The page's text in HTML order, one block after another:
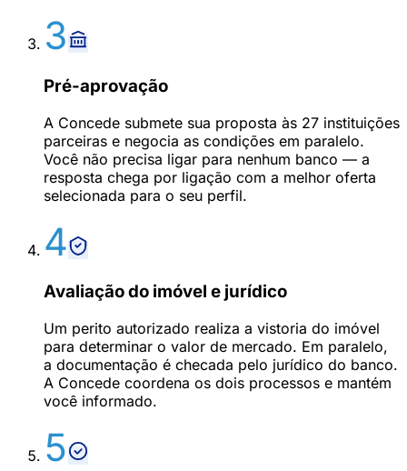
3
Pré-aprovação
A Concede submete sua proposta às 27 instituições
parceiras e negocia as condições em paralelo.
Você não precisa ligar para nenhum banco — a
resposta chega por ligação com a melhor oferta
selecionada para o seu perfil.
4
Avaliação do imóvel e jurídico
Um perito autorizado realiza a vistoria do imóvel
para determinar o valor de mercado. Em paralelo,
a documentação é checada pelo jurídico do banco.
A Concede coordena os dois processos e mantém
você informado.
5